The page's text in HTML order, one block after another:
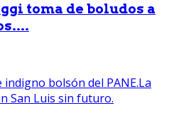
toma de boludos a